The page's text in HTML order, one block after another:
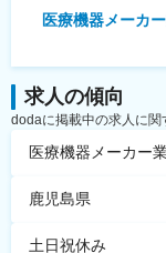
医療機器メーカ
求人の傾向
dodaに掲載中の求人に関
医療機器メーカー
鹿児島県
土日祝休み